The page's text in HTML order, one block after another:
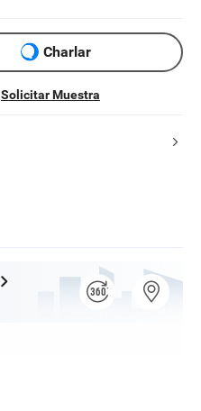
Charlar
Solicitar Muestra